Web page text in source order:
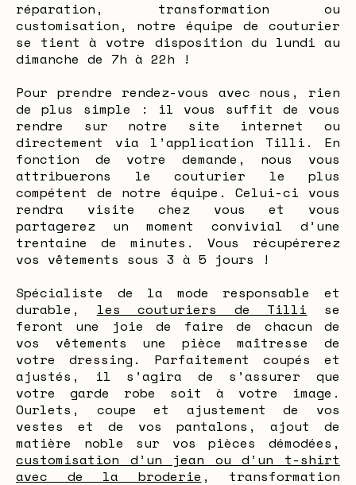
réparation, transformation ou
customisation, notre équipe de couturier
se tient à votre disposition du lundi au
dimanche de 7h à 22h !
Pour prendre rendez-vous avec nous, rien
de plus simple : il vous suffit de vous
rendre sur notre site internet ou
directement via l’application Tilli. En
fonction de votre demande, nous vous
attribuerons le couturier le plus
compétent de notre équipe. Celui-ci vous
rendra visite chez vous et vous
partagerez un moment convivial d’une
trentaine de minutes. Vous récupérerez
vos vêtements sous 3 à 5 jours !
Spécialiste de la mode responsable et
durable, les couturiers de Tilli se
feront une joie de faire de chacun de
vos vêtements une pièce maîtresse de
votre dressing. Parfaitement coupés et
ajustés, il s’agira de s’assurer que
votre garde robe soit à votre image.
Ourlets, coupe et ajustement de vos
vestes et de vos pantalons, ajout de
matière noble sur vos pièces démodées,
customisation d’un jean ou d’un t-shirt
avec de la broderie , transformation